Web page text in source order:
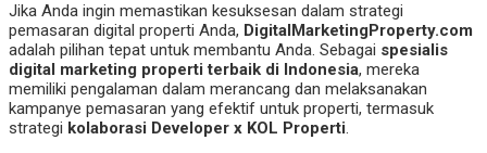
Jika Anda ingin memastikan kesuksesan dalam strategi
pemasaran digital properti Anda, DigitalMarketingProperty.com
adalah pilihan tepat untuk membantu Anda. Sebagai spesialis
digital marketing properti terbaik di Indonesia, mereka
memiliki pengalaman dalam merancang dan melaksanakan
kampanye pemasaran yang efektif untuk properti, termasuk
strategi kolaborasi Developer x KOL Properti.